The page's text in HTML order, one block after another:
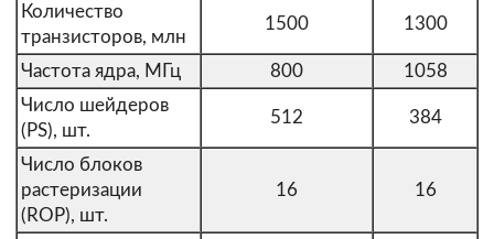
Количество
транзисторов, млн
1500 1300
Частота ядра, МГц 800
1058
Число шейдеров
(PS), шт.
512 384
Число блоков
растеризации
(ROP), шт.
16 16